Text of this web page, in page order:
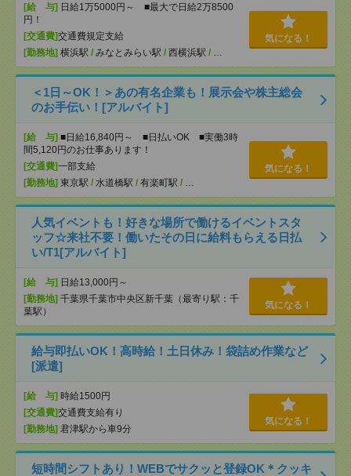
[給 与] 日給1万5000円～ ■最大で日給2万8500
円！
[交通費]交通費規定支給
[勤務地] 横浜駅 / みなとみらい駅 / 西横浜駅 /
気になる！
＜1日～OK！＞あの有名企業も！展示会や株主総会
のお手伝い！[アルバイト]
[給 与] ■日給16,840円～ ■日払いOK ■実働3時
間5,120円のお仕事あります！
[交通費]一部支給
[勤務地] 東京駅 / 水道橋駅 / 有楽町駅 /
気になる！
人気イベントも！好きな場所で働けるイベントスタ
ッフ☆来社不要！働いたその日に給料もらえる日払
い/T1[アルバイト]
[給 与] 日給13,000円～
[勤務地] 千葉県千葉市中央区新千葉（最寄り駅：千
葉駅）
気になる！
給与即払いOK！高時給！土日休み！袋詰め作業など
[派遣]
[給 与] 時給1500円
[交通費]交通費支給有り
[勤務地] 君津駅から車9分
気になる！
短時間シフトあり！WEBでサクッと登録OK＊クッキ